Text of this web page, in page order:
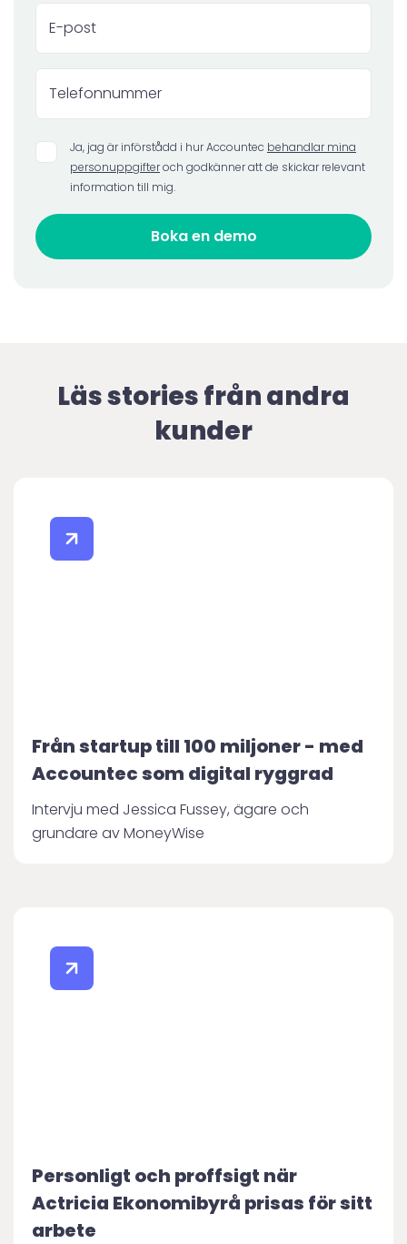
Ja, jag är införstådd i hur Accountec behandlar mina
personuppgifteroch godkänner att de skickar relevant
information till mig.
Läs stories från andra
kunder
Från startup till 100 miljoner - med
Accountec som digital ryggrad
Intervju med Jessica Fussey, ägare och
grundare av MoneyWise
Personligt och proffsigt när
Actricia Ekonomibyrå prisas för sitt
arbete